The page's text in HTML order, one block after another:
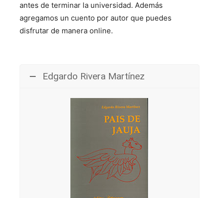
antes de terminar la universidad. Además
agregamos un cuento por autor que puedes
disfrutar de manera online.
Edgardo Rivera Martínez